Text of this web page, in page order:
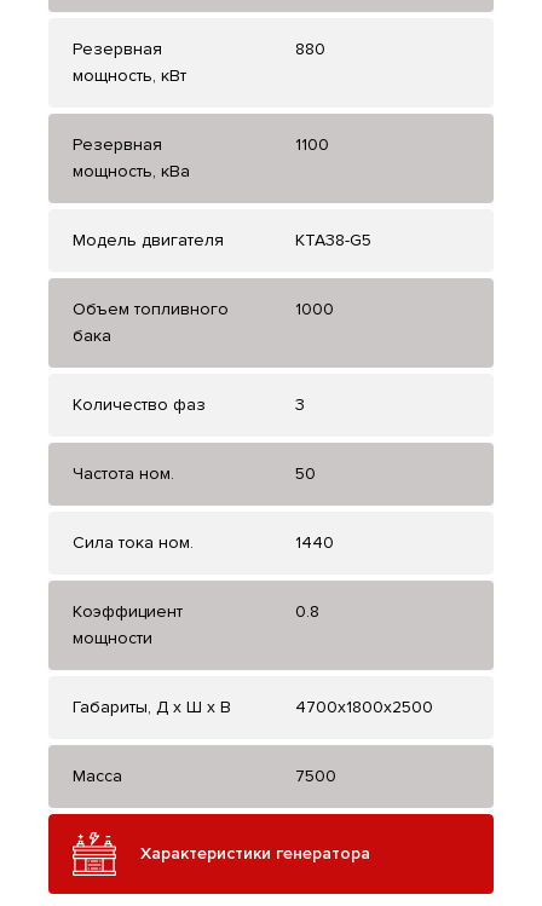
Резервная
мощность, кВт
880
Резервная
мощность, кВа
1100
Модель двигателя KTA38-G5
Объем топливного
бака
1000
Количество фаз 3
Частота ном. 50
Сила тока ном. 1440
Коэффициент
мощности
0.8
Габариты, Д x Ш x В 4700х1800x2500
Масса 7500
Характеристики генератора